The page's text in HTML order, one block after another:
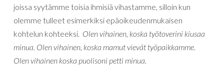
joissa syytämme toisia ihmisiä vihastamme, silloin kun
olemme tulleet esimerkiksi epäoikeudenmukaisen
kohtelun kohteeksi. Olenvihainen, koska työtoverini kiusaa
minua. Olenvihainen, koska mamutvievät työpaikkamme.
Olenvihainen koska puolisoni petti minua.